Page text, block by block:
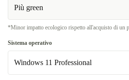
DE (tedesco)
ES (spagnolo)
FR (francese)
PT (portoghese)
Più green
*Minor impatto ecologico rispetto all'acquisto di un
Sistema operativo
Windows 11 Professional